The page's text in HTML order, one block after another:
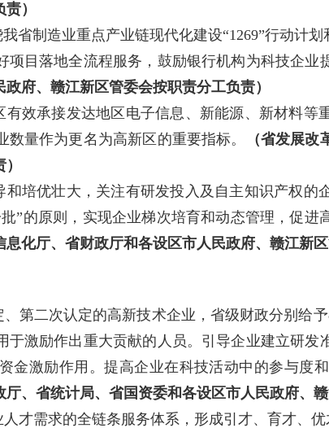
）
省制造业重点产业链现代化建设“1269”行动计
目落地全流程服务，鼓励银行机构为科技企业
府、赣江新区管委会按职责分工负责）
有效承接发达地区电子信息、新能源、新材料
量作为更名为高新区的重要指标。
（省发展
和培优壮大，关注有研发投入及自主知识产权
”的原则，实现企业梯次培育和动态管理，促
息化厅、省财政厅和各设区市人民政府、 赣江新区
、第二次认定的高新技术企业，省级财政分别给
于激励作出重大贡献的人员。引导企业建立研
金激励作用。提高企业在科技活动中的参与度
厅、省统计局、省国资委和各设区市人民政府、
才需求的全链条服务体系，形成引才、育才、